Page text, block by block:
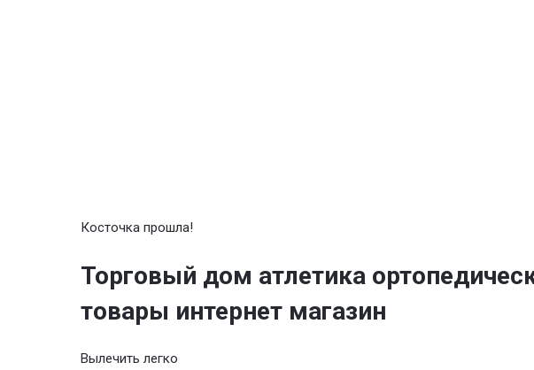
Косточка прошла!
Торговый дом атлетика
товары интернет магазин
Вылечить легко